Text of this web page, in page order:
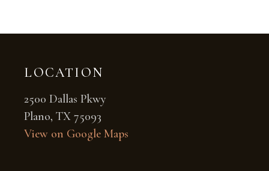
LOCATION
2500 Dallas Pkwy
Plano, TX 75093
View on Google Maps